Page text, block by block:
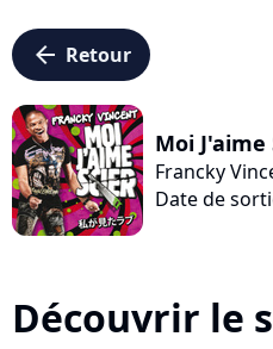
arrow_left Retour
Moi J'aime
Francky
Date de
Découvrir le